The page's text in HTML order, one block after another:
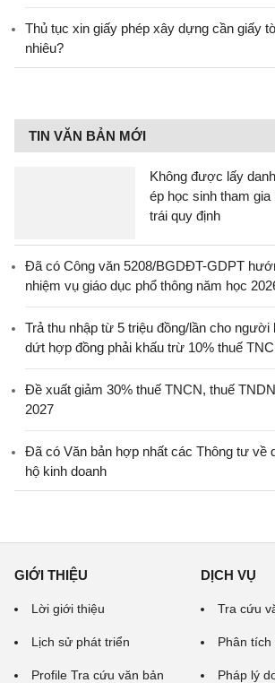
Thủ tục xin giấy phép xây dựng cần giấy
nhiêu?
TIN VĂN BẢN MỚI
Không được lấy
ép học sinh tham gia
trái quy định
Đã có Công văn 5208/BGDĐT-GDPT
nhiệm vụ giáo dục phổ thông năm học
Trả thu nhập từ 5 triệu đồng/lần cho người
dứt hợp đồng phải khấu trừ 10% thuế
Đề xuất giảm 30% thuế TNCN, thuế
2027
Đã có Văn bản hợp nhất các Thông tư về
hộ kinh doanh
GIỚI THIỆU
Lời giới thiệu
Lịch sử phát triển
Profile Tra cứu văn bản
DỊCH VỤ
Tra cứu
Phân tích
Pháp lý